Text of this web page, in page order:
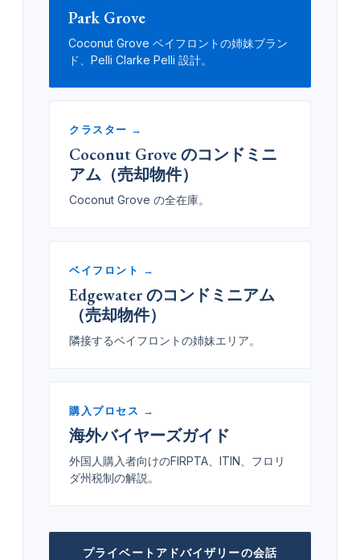
Park Grove
Coconut Grove ベイフロントの姉妹ブラン
ド、Pelli Clarke Pelli 設計。
クラスター →
Coconut Grove のコンドミニ
アム（売却物件）
Coconut Grove の全在庫。
ベイフロント →
Edgewater のコンドミニアム
（売却物件）
隣接するベイフロントの姉妹エリア。
購入プロセス →
海外バイヤーズガイド
外国人購入者向けのFIRPTA、ITIN、フロリ
ダ州税制の解説。
プライベートアドバイザリーの会話